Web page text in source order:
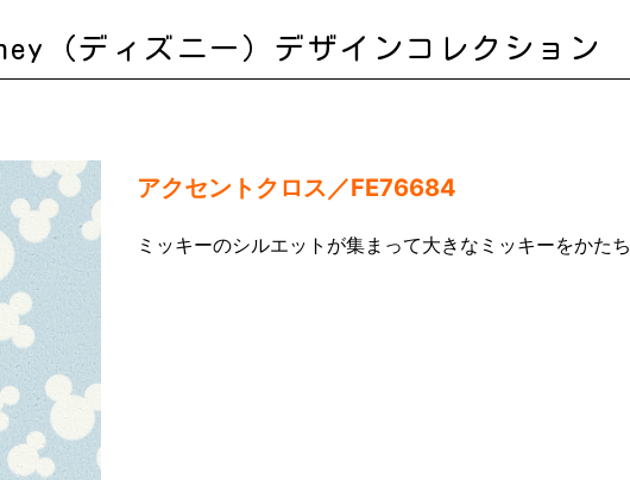
（ディズニー）デザインコレクション
アクセントクロス／FE76684
ミッキーのシルエットが集まって大きなミッキーをかた